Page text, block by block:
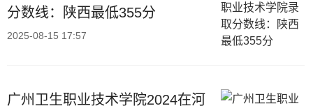
分数线：陕西最低355分
2025-08-15 17:57
广州卫生职业技术学院2024在河